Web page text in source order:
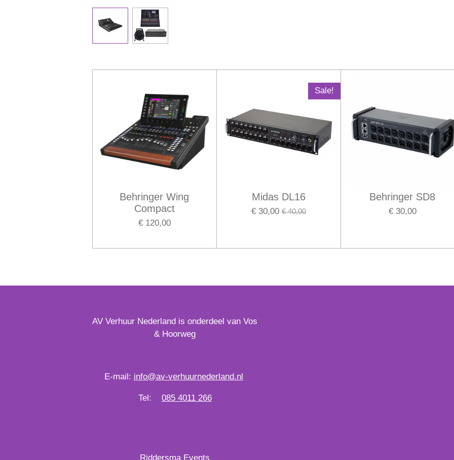
Behringer Wing
Compact
€ 120,00
Sale!
Midas DL16
€ 30,00 € 40,00
Behringer SD8
€ 30,00
AV Verhuur Nederland is onderdeel van Vos
& Hoorweg
E-mail: info@av-verhuurnederland.nl
Tel: 085 4011 266
Riddersma Events